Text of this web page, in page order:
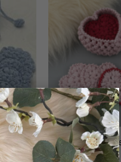
×
Mönster
Korg